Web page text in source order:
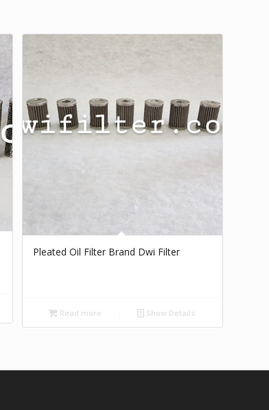
Pleated Oil Filter Brand Dwi Filter
Read more Show Details